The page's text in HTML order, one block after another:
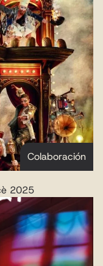
Colaboración
2025